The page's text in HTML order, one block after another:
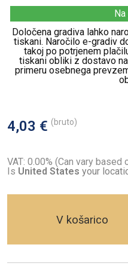
Določena gradiva lahko
tiskani. Naročilo e-gradiv
takoj po potrjenem
tiskani obliki z dostavo
primeru osebnega
4,03 € (bruto)
VAT: 0.00% (Can vary
Is United States your
V košarico